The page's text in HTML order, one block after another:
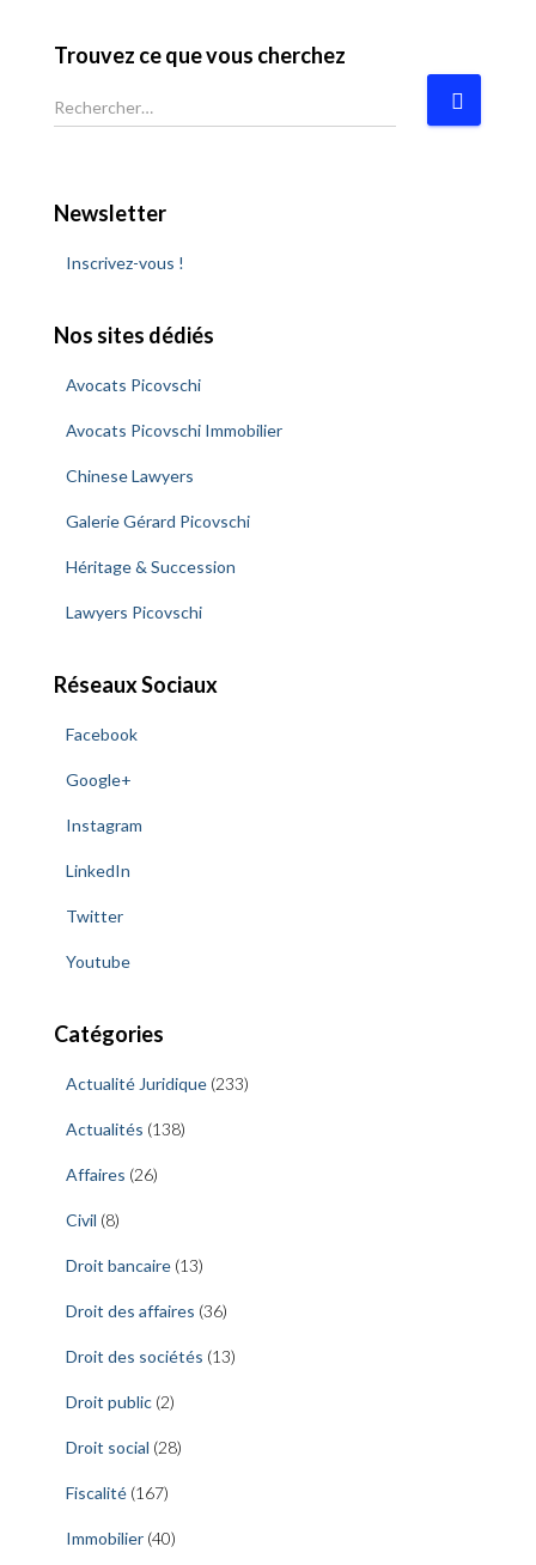
Trouvez ce que vous cherchez
R
e
e
r
Newsletter
Inscrivez-vous !
Nos sites dédiés
Avocats Picovschi
Avocats Picovschi Immobilier
Chinese Lawyers
Galerie Gérard Picovschi
Héritage & Succession
Lawyers Picovschi
Réseaux Sociaux
Facebook
Google+
Instagram
LinkedIn
Twitter
Youtube
Catégories
Actualité Juridique (233)
Actualités (138)
Affaires (26)
Civil (8)
Droit bancaire (13)
Droit des affaires (36)
Droit des sociétés (13)
Droit public (2)
Droit social (28)
Fiscalité (167)
Immobilier (40)